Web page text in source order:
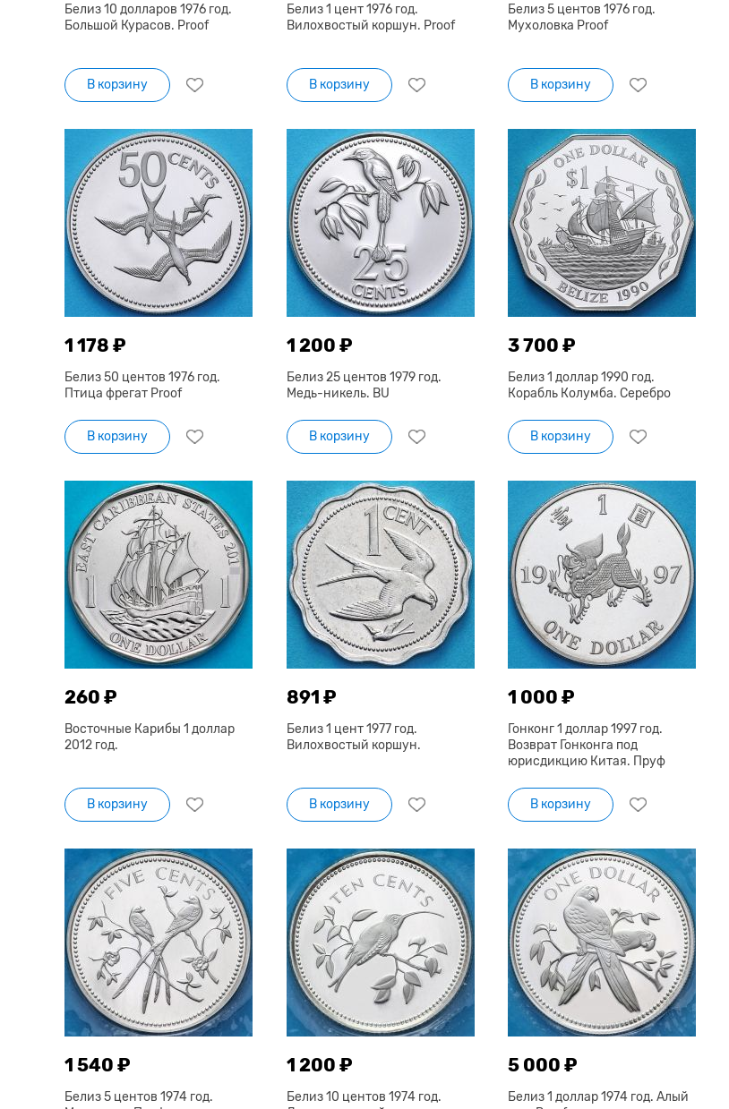
Белиз 10 долларов 1976 год.
Большой Курасов. Proof
В корзину
Белиз 1 цент 1976 год.
Вилохвостый коршун. Proof
В корзину
Белиз 5 центов 1976 год.
Мухоловка Proof
В корзину
1 178 ₽
Белиз 50 центов 1976 год.
Птица фрегат Proof
В корзину
1 200 ₽
Белиз 25 центов 1979 год.
Медь-никель. BU
В корзину
3 700 ₽
Белиз 1 доллар 1990 год.
Корабль Колумба. Серебро
В корзину
260 ₽
Восточные Карибы 1 доллар
2012 год.
В корзину
891 ₽
Белиз 1 цент 1977 год.
Вилохвостый коршун.
В корзину
1 000 ₽
Гонконг 1 доллар 1997 год.
Возврат Гонконга под
юрисдикцию Китая. Пруф
В корзину
1 540 ₽
Белиз 5 центов 1974 год.
1 200 ₽
Белиз 10 центов 1974 год.
5 000 ₽
Белиз 1 доллар 1974 год. Алый